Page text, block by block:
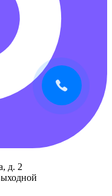
д. 2